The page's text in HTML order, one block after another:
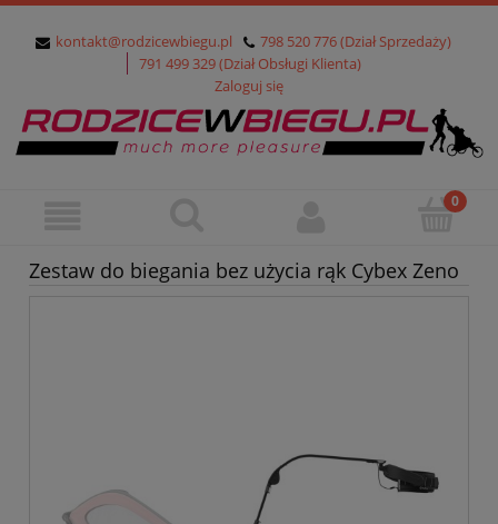
kontakt@rodzicewbiegu.pl
798 520 776 (Dział Sprzedaży)
791 499 329 (Dział Obsługi Klienta)
Zaloguj się
Zestaw do biegania bez użycia rąk Cybex Zeno